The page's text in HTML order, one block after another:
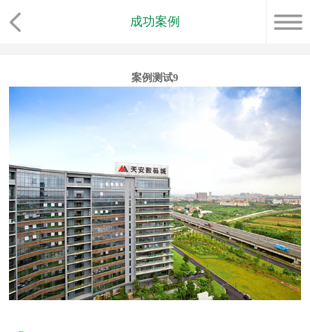
成功案例
案例测试9